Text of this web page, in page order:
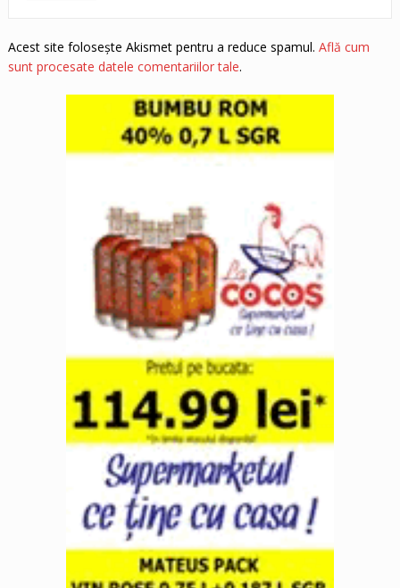
Acest site folosește Akismet pentru a reduce spamul. Află cum
sunt procesate datele comentariilor tale.